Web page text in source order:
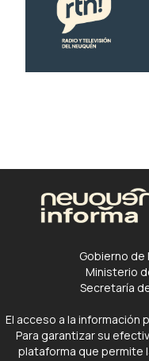
Gobierno de
Ministerio
Secretaría
El acceso a la información
Para garantizar su
plataforma que permite